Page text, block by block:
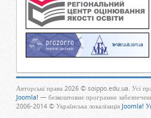
Авторські права 2026 © soippo.edu.ua. Усі
Joomla! — безкоштовне програмне
2006-2014 © Українська локалізація Joomla!